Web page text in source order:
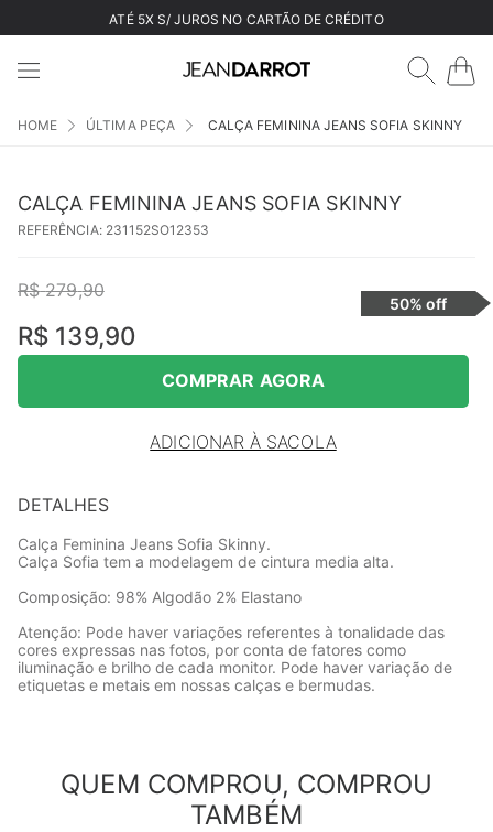
ATÉ 5X S/ JUROS NO CARTÃO DE CRÉDITO
ÚLTIMA PEÇA CALÇA FEMININA JEANS SOFIA SKINNY
CALÇA FEMININA JEANS SOFIA SKINNY
REFERÊNCIA: 231152SO12353
R$ 279,90
R$ 139,90
50% off
COMPRAR AGORA
ADICIONAR À SACOLA
DETALHES
Calça Feminina Jeans Sofia Skinny.
Calça Sofia tem a modelagem de cintura media alta.
Composição: 98% Algodão 2% Elastano
Atenção: Pode haver variações referentes à tonalidade das
cores expressas nas fotos, por conta de fatores como
iluminação e brilho de cada monitor. Pode haver variação de
etiquetas e metais em nossas calças e bermudas.
QUEM COMPROU, COMPROU
TAMBÉM